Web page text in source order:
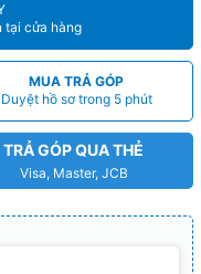
tại cửa hàng
MUA TRẢ GÓP
Duyệt hồ sơ trong 5 phút
TRẢ GÓP QUA THẺ
Visa, Master, JCB